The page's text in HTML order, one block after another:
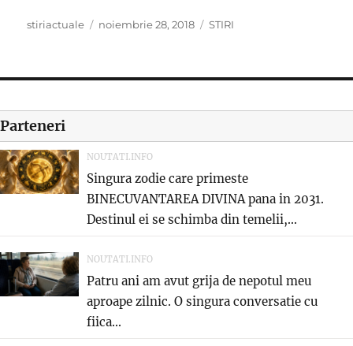
Author
stiriactuale
Posted
noiembrie 28, 2018 Categories
STIRI
Parteneri
NOUTATI.INFO
Singura zodie care primeste
BINECUVANTAREA DIVINA pana in 2031.
Destinul ei se schimba din temelii,...
NOUTATI.INFO
Patru ani am avut grija de nepotul meu
aproape zilnic. O singura conversatie cu
fiica...